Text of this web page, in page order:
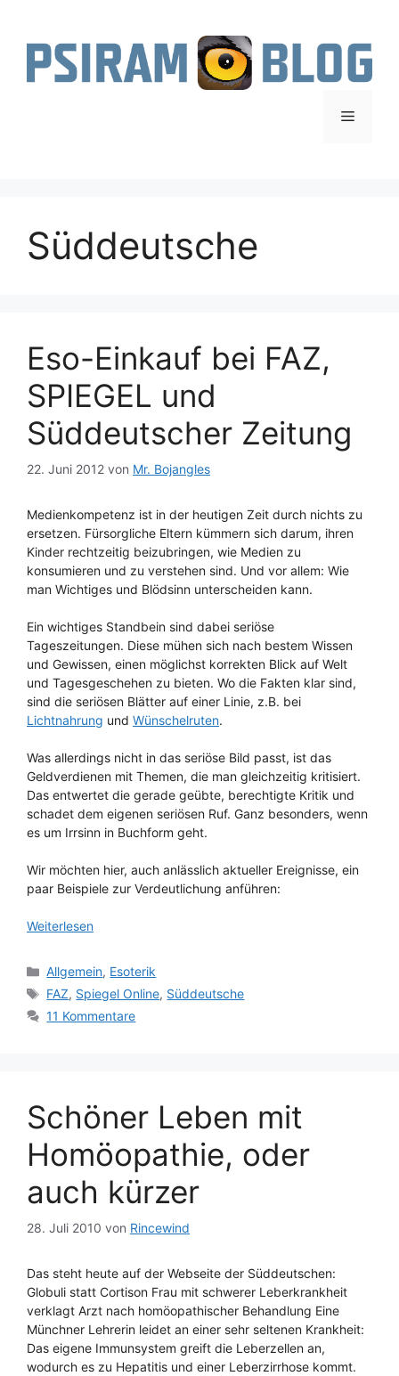
springen
Menü
Süddeutsche
Eso-Einkauf bei FAZ,
SPIEGEL und
Süddeutscher Zeitung
22. Juni 2012 von Mr. Bojangles
Medienkompetenz ist in der heutigen Zeit durch nichts zu
ersetzen. Fürsorgliche Eltern kümmern sich darum, ihren
Kinder rechtzeitig beizubringen, wie Medien zu
konsumieren und zu verstehen sind. Und vor allem: Wie
man Wichtiges und Blödsinn unterscheiden kann.
Ein wichtiges Standbein sind dabei seriöse
Tageszeitungen. Diese mühen sich nach bestem Wissen
und Gewissen, einen möglichst korrekten Blick auf Welt
und Tagesgeschehen zu bieten. Wo die Fakten klar sind,
sind die seriösen Blätter auf einer Linie, z.B. bei
Lichtnahrung und Wünschelruten.
Was allerdings nicht in das seriöse Bild passt, ist das
Geldverdienen mit Themen, die man gleichzeitig kritisiert.
Das entwertet die gerade geübte, berechtigte Kritik und
schadet dem eigenen seriösen Ruf. Ganz besonders, wenn
es um Irrsinn in Buchform geht.
Wir möchten hier, auch anlässlich aktueller Ereignisse, ein
paar Beispiele zur Verdeutlichung anführen:
Weiterlesen
Kategorien
Allgemein, Esoterik
Schlagwörter
FAZ, Spiegel Online, Süddeutsche
11 Kommentare
Schöner Leben mit
Homöopathie, oder
auch kürzer
28. Juli 2010 von Rincewind
Das steht heute auf der Webseite der Süddeutschen:
Globuli statt Cortison Frau mit schwerer Leberkrankheit
verklagt Arzt nach homöopathischer Behandlung Eine
Münchner Lehrerin leidet an einer sehr seltenen Krankheit:
Das eigene Immunsystem greift die Leberzellen an,
wodurch es zu Hepatitis und einer Leberzirrhose kommt.